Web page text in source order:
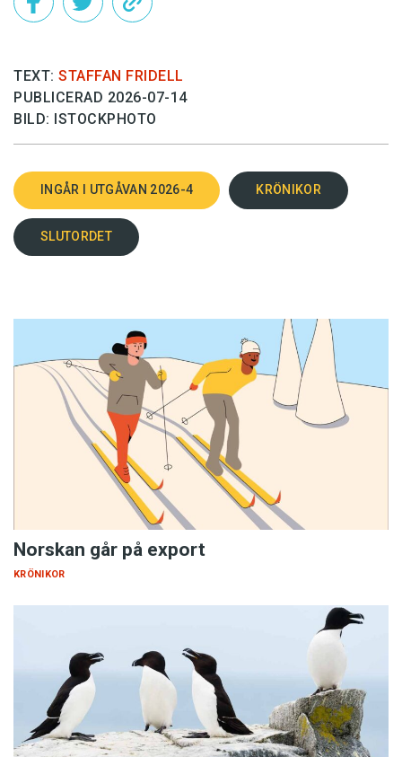
TEXT: STAFFAN FRIDELL
PUBLICERAD 2026-07-14
BILD: ISTOCKPHOTO
INGÅR I UTGÅVAN 2026-4 KRÖNIKOR
SLUTORDET
Norskan går på export
KRÖNIKOR